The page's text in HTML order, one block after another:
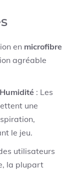
en microfibre
agréable
: Les
une
le jeu.
utilisateurs
la plupart